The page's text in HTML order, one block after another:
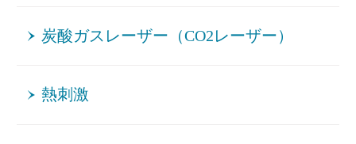
炭酸ガスレーザー（CO2レーザー）
熱刺激